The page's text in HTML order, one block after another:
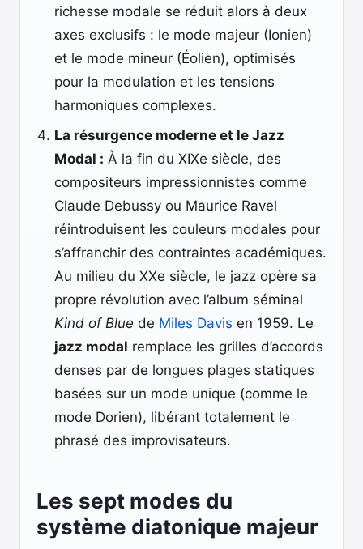
richesse modale se réduit alors à deux
axes exclusifs : le mode majeur (Ionien)
et le mode mineur (Éolien), optimisés
pour la modulation et les tensions
harmoniques complexes.
La résurgence moderne et le Jazz
Modal : À la fin du XIXe siècle, des
compositeurs impressionnistes comme
Claude Debussy ou Maurice Ravel
réintroduisent les couleurs modales pour
s’affranchir des contraintes académiques.
Au milieu du XXe siècle, le jazz opère sa
propre révolution avec l’album séminal
Kind of Blue de Miles Davis en 1959. Le
jazz modal remplace les grilles d’accords
denses par de longues plages statiques
basées sur un mode unique (comme le
mode Dorien), libérant totalement le
phrasé des improvisateurs.
Les sept modes du
système diatonique majeur